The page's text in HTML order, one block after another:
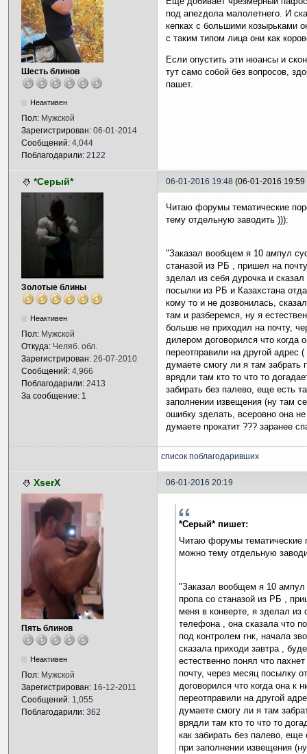
Шесть блинов
Неактивен
Пол: Мужской
Зарегистрирован: 06-01-2014
Сообщений: 4,044
Поблагодарили: 2122
под апеzдола малолетнего. И
кепках с большими козырьками
с таким типом лица они как
Если опустить эти нюансы и
тут само собой без вопросов,
пашет.
*Серый* 06-01-2016 19:48 (06-01-2016
Золотые блины
Неактивен
Пол: Мужской
Откуда: Челяб. обл.
Зарегистрирован: 26-07-2010
Сообщений: 4,966
Поблагодарили: 2413
За сообщение: 1
Читаю форумы тематические
тему отдельную заводить ))):
"Заказал вообщем я 10 ампул
станазой из РБ , пришел на
зделал из себя дурочка и
посылки из РБ и Казахстана
кому то и не дозвонилась,
там и разберемся, ну я
больше не приходил на почту,
дилером договорился что когда
переотправили на другой адрес
думаете смогу ли я там забрать
врядли там кто то что то
забирать без палево, еще есть
заполнении извещения (ну там
ошибку зделать, всеровно она
думаете прокатит ??? заранее
список поблагодаривших
XserX 06-01-2016 20:19
Пять блинов
Неактивен
Пол: Мужской
Зарегистрирован: 16-12-2011
Сообщений: 1,055
Поблагодарили: 362
*Серый* пишет:
Читаю форумы тематические
можно тему отдельную
"Заказал вообщем я 10
пропа со станазой из РБ ,
меня в конверте, я зделал из
телефона , она сказала что
под контролем гнк, начала
сказала приходи завтра ,
естественно понял что
почту, через месяц посылку
договорился что когда она к
переотправили на другой
думаете смогу ли я там
врядли там кто то что то
как забирать без палево, еще
при заполнении извещения